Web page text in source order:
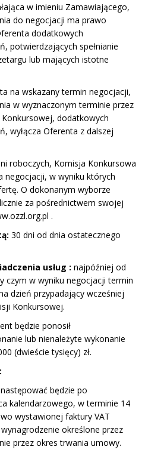
w imieniu Zamawiającego,
do negocjacji ma prawo
dodatkowych
potwierdzających spełnianie
lub mających istotne
na wskazany termin negocjacji,
w wyznaczonym terminie przez
dodatkowych
wyłącza Oferenta z dalszej
roboczych, Komisja Konkursowa
negocjacji, w wyniku których
O dokonanym wyborze
za pośrednictwem swojej
.
30 dni od dnia ostatecznego
usług : najpóźniej od
czym w wyniku negocjacji termin
dzień przypadający wcześniej
Konkursowej.
będzie ponosił
lub nienależyte wykonanie
(dwieście tysięcy) zł.
będzie po
kalendarzowego, w terminie 14
wystawionej faktury VAT
określone przez
przez okres trwania umowy.